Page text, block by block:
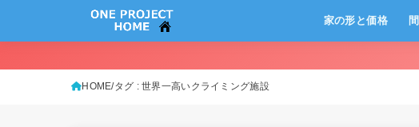
家の形と価格
HOME タグ : 世界一高いクライミング施設